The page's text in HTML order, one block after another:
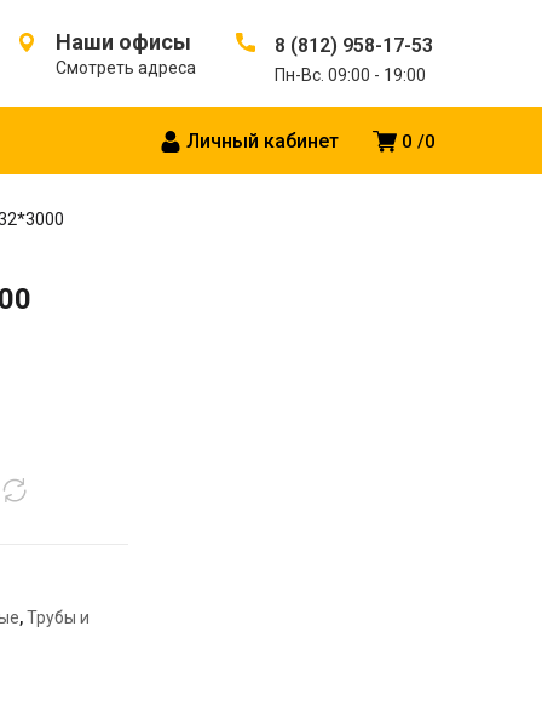
Наши офисы
Смотреть адреса
8 (812) 958-17-53
Пн-Вс. 09:00 - 19:00
0 0
Личный кабинет
,Трубы и